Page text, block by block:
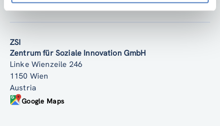
Back to top
ZSI
Zentrum für Soziale Innovation GmbH
Linke Wienzeile 246
1150 Wien
Austria
Google Maps